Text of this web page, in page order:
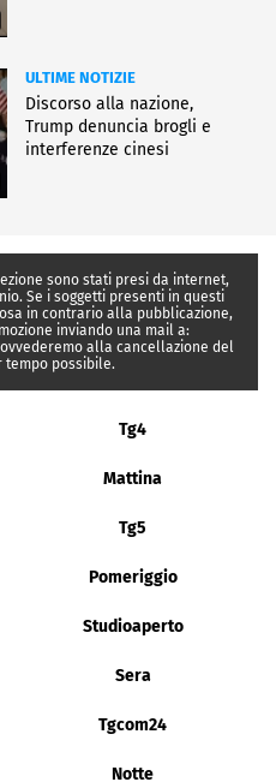
ULTIME NOTIZIE
Discorso alla nazione,
Trump denuncia brogli e
interferenze cinesi
sono stati presi da internet,
Se i soggetti presenti in questi
in contrario alla pubblicazione,
inviando una mail a:
alla cancellazione del
tempo possibile.
Tg4
Mattina
Tg5
Pomeriggio
Studioaperto
Sera
Tgcom24
Notte